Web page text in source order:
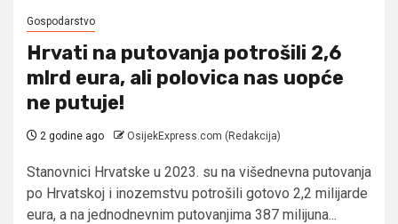
Gospodarstvo
Hrvati na putovanja potrošili 2,6
mlrd eura, ali polovica nas uopće
ne putuje!
2 godine ago OsijekExpress.com (Redakcija)
Stanovnici Hrvatske u 2023. su na višednevna putovanja
po Hrvatskoj i inozemstvu potrošili gotovo 2,2 milijarde
eura, a na jednodnevnim putovanjima 387 milijuna...